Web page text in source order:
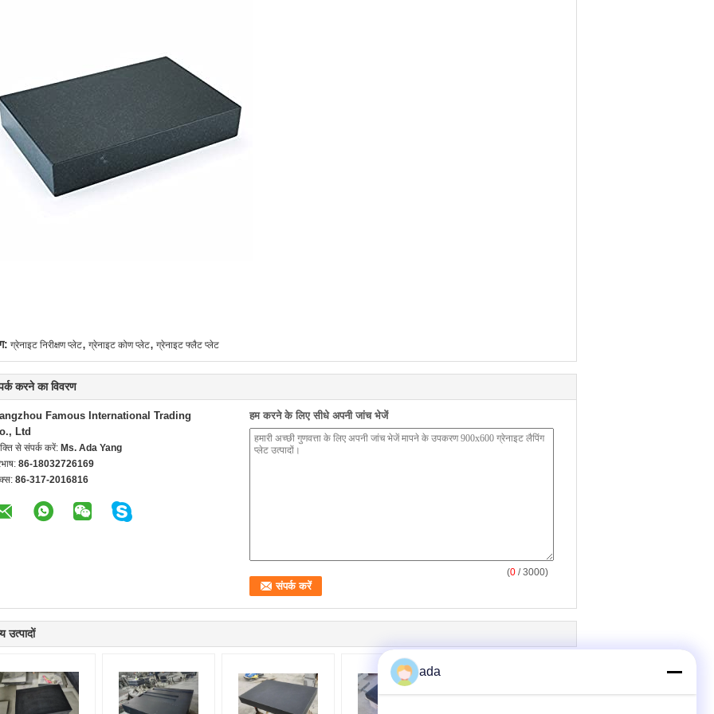
ग्रेनाइट निरीक्षण प्लेट, ग्रेनाइट कोण प्लेट, ग्रेनाइट फ्लैट प्लेट
करने का विवरण
Famous International Trading
Ltd
से संपर्क करें: Ms. Ada Yang
86-18032726169
86-317-2016816
हम करने के लिए सीधे अपनी जांच भेजें
(0 / 3000)
उत्पादों
ada